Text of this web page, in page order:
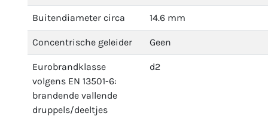
Buitendiameter circa 14.6 mm
Concentrische geleider Geen
Eurobrandklasse
volgens EN 13501-6:
brandende vallende
druppels/deeltjes
d2